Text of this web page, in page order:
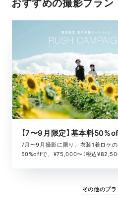
おすすめの撮影プラン
7月〜9月撮影に限り、衣装1着ロケ
50%offで、¥75,000〜（税込¥82,500
その他のプ